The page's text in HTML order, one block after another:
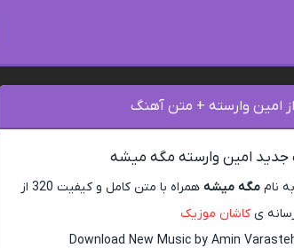
امین وارسته + متن آهنگ
جدید امین وارسته مگه میشه
به ناممگه میشه
همراه با متن کامل و کیفیت 320 از
ی کاشان موزیک
Download New Music by Amin